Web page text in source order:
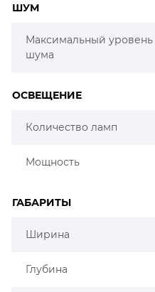
ШУМ
Максимальный уровень
шума
ОСВЕЩЕНИЕ
Количество ламп
Мощность
ГАБАРИТЫ
Ширина
Глубина